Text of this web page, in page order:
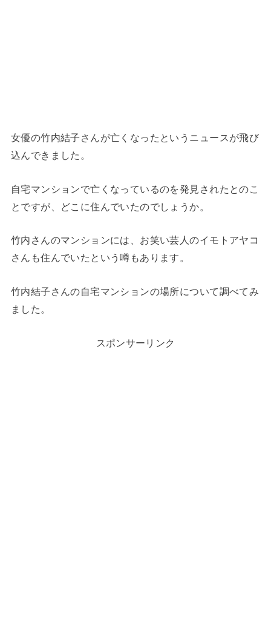
女優の竹内結子さんが亡くなったというニュースが飛び
込んできました。
自宅マンションで亡くなっているのを発見されたとのこ
とですが、どこに住んでいたのでしょうか。
竹内さんのマンションには、お笑い芸人のイモトアヤコ
さんも住んでいたという噂もあります。
竹内結子さんの自宅マンションの場所について調べてみ
ました。
スポンサーリンク